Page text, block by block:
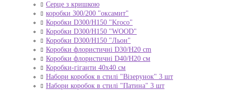
Серце з кришкою
коробки 300/200 "оксамит"
Коробки D300/H150 "Kroco"
Коробки D300/H150 "WOOD"
Коробки D300/H150 "Льон"
Коробки флористичні D30/H20 cm
Коробки флористичні D40/H20 cм
Коробки-гіганти 40x40 см
Набори коробок в стилі "Візерунок" 3 шт
Набори коробок в стилі "Патина" 3 шт